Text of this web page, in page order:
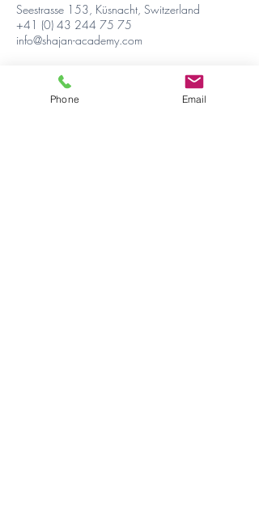
Seestrasse 153, Küsnacht, Switzerland
+41 (0) 43 244 75 75
info@shajan-academy.com
Phone Email